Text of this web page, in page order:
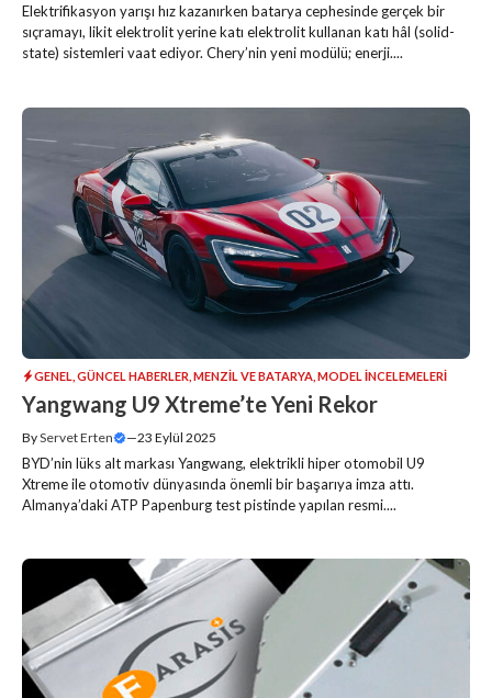
Elektrifikasyon yarışı hız kazanırken batarya cephesinde gerçek bir
sıçramayı, likit elektrolit yerine katı elektrolit kullanan katı hâl (solid-
state) sistemleri vaat ediyor. Chery’nin yeni modülü; enerji....
GENEL GÜNCEL HABERLER MENZIL VE BATARYA MODEL İNCELEMELERI
Yangwang U9 Xtreme’te Yeni Rekor
ByServet Erten —23 Eylül 2025
BYD’nin lüks alt markası Yangwang, elektrikli hiper otomobil U9
Xtreme ile otomotiv dünyasında önemli bir başarıya imza attı.
Almanya’daki ATP Papenburg test pistinde yapılan resmi....